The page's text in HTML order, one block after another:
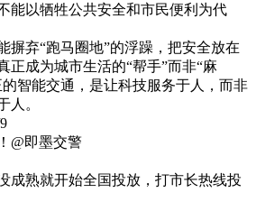
能以牺牲公共安全和市民便利为代
摒弃“跑马圈地”的浮躁，把安全放在
正成为城市生活的“帮手”而非“麻
智能交通，是让科技服务于人，而非
人。
@即墨交警
成熟就开始全国投放，打市长热线投